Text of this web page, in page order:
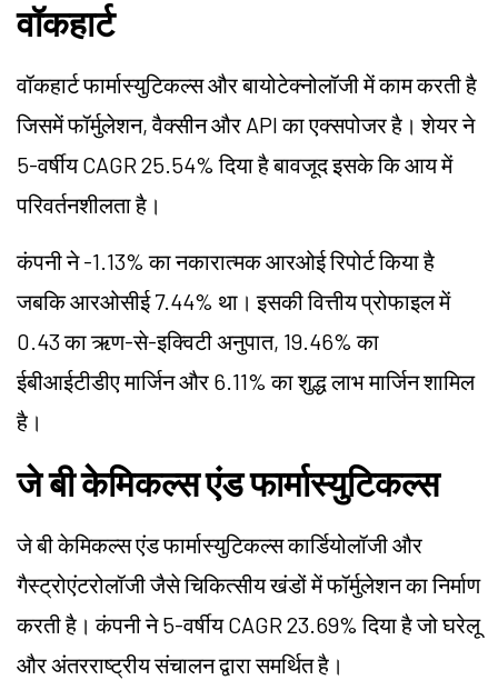
वॉकहार्ट
वॉकहार्ट फार्मास्युटिकल्स और बायोटेक्नोलॉजी में काम करती है
जिसमें फॉर्मुलेशन, वैक्सीन और API का एक्सपोजर है। शेयर ने
5-वर्षीय CAGR 25.54% दिया है बावजूद इसके कि आय में
परिवर्तनशीलता है।
कंपनी ने -1.13% का नकारात्मक आरओई रिपोर्ट किया है
जबकि आरओसीई 7.44% था। इसकी वित्तीय प्रोफाइल में
0.43 का ऋण-से-इक्विटी अनुपात, 19.46% का
ईबीआईटीडीए मार्जिन और 6.11% का शुद्ध लाभ मार्जिन शामिल
है।
जे बी केमिकल्स एंड फार्मास्युटिकल्स
जे बी केमिकल्स एंड फार्मास्युटिकल्स कार्डियोलॉजी और
गैस्ट्रोएंटरोलॉजी जैसे चिकित्सीय खंडों में फॉर्मुलेशन का निर्माण
करती है। कंपनी ने 5-वर्षीय CAGR 23.69% दिया है जो घरेलू
और अंतरराष्ट्रीय संचालन द्वारा समर्थित है।